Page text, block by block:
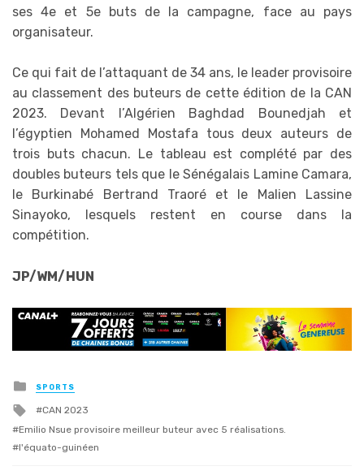
ses 4e et 5e buts de la campagne, face au pays
organisateur.
Ce qui fait de l’attaquant de 34 ans, le leader provisoire
au classement des buteurs de cette édition de la CAN
2023. Devant l’Algérien Baghdad Bounedjah et
l’égyptien Mohamed Mostafa tous deux auteurs de
trois buts chacun. Le tableau est complété par des
doubles buteurs tels que le Sénégalais Lamine Camara,
le Burkinabé Bertrand Traoré et le Malien Lassine
Sinayoko, lesquels restent en course dans la
compétition.
JP/WM/HUN
Posted
in
SPORTS
Tagged
with
CAN 2023
Emilio Nsue provisoire meilleur buteur avec 5 réalisations.
l'équato-guinéen